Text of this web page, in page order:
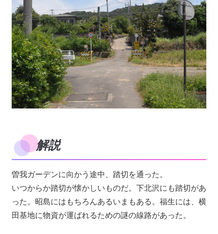
解説
曽我ガーデンに向かう途中、踏切を通った。
いつからか踏切が懐かしいものだ。下北沢にも踏切があ
った。昭島にはもちろんあるいまもある。福生には、横
田基地に物資が運ばれるための謎の線路があった。